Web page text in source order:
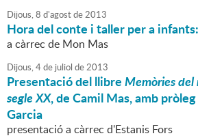
Dijous,8 d'agostde2013
Hora del conte i taller per a infants:
a càrrec de Mon Mas
Dijous,4de juliol de2013
Presentació del llibreMemòries del
segle XX, de Camil Mas, amb
Garcia
presentació a càrrec d'Estanis Fors